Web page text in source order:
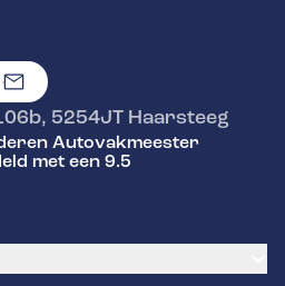
, 5254JT Haarsteeg
Autovakmeester
met een 9.5